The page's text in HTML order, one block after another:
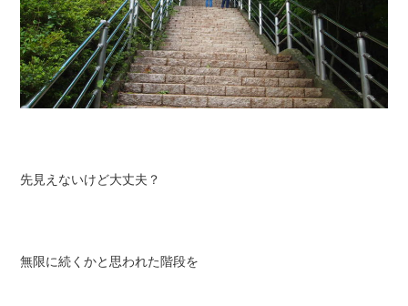
先見えないけど大丈夫？
無限に続くかと思われた階段を